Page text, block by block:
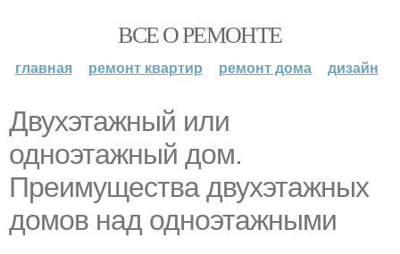
ВСЕ О РЕМОНТЕ
главная ремонт квартир ремонт дома дизайн
Двухэтажный или
одноэтажный дом.
Преимущества двухэтажных
домов над одноэтажными